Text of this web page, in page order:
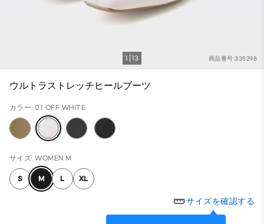
商品番号:335298
1 13
ウルトラストレッチヒールブーツ
カラー: 01 OFF WHITE
サイズ: WOMEN M
S M L XL
サイズを確認する